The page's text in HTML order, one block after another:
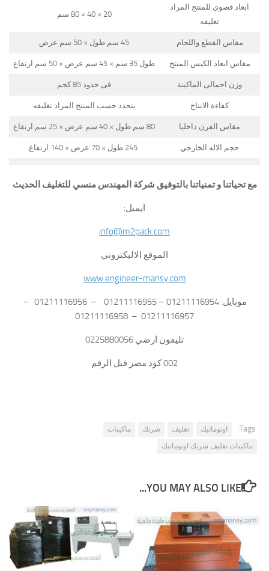
ابعاد قصوى للمنتج المراد
تغليفه
20 × 40 × 80 سم
مقاس القطع واللحام 45 سم طول × 50 سم عرض
مقاس ابعاد الكيس المنتج طول 35 سم × 45 سم عرض × 50 سم ارتفاع
وزن اجمالى الماكينة فى حدود 85 كجم
كفاءة الانتاج يتحدد حسب المنتج المراد تغليفه
مقاس الفرن داخليا 80 سم طول × 40 سم عرض × 25 سم ارتفاع
حجم الاله الخارجي
مع تحياتنا و تمنياتنا بالتوفيق شركة المهندس منسي للتغليف الحديث
ايميل:
info@m2pack.com
الموقع الاليكتروني
www.engineer-mansy.com
موبايل: 01211116954 – 01211116955 – 01211116956 –
01211116957 – 01211116958
تليفون ارضي 0225880056
002 كود مصر قبل الرقم
Tags: اوتوماتيك تغليف شرنك
ماكينات
ماكينات تغليف شرنك اوتوماتيك
YOU MAY ALSO LIKE...